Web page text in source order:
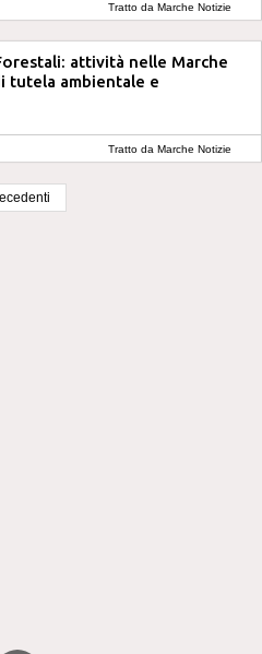
Tratto da Marche Notizie
attività nelle Marche
tutela ambientale e
Tratto da Marche Notizie